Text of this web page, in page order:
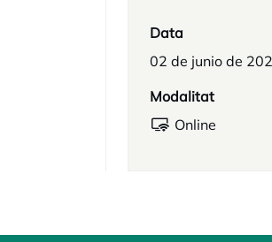
Data
02 de junio de
Modalitat
Online